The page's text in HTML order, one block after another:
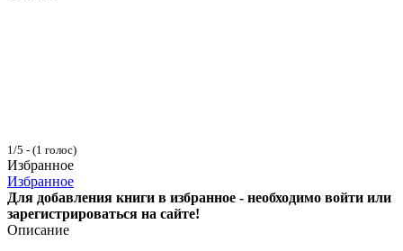
1/5 - (1 голос)
Избранное
Избранное
Для добавления книги в избранное - необходимо войти или
зарегистрироваться на сайте!
Описание